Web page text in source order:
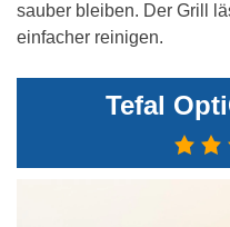
sauber bleiben. Der Grill
einfacher reinigen.
Tefal